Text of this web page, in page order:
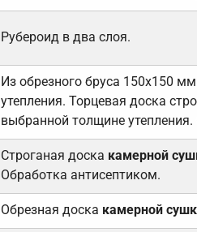
Рубероид в два слоя.
Из обрезного бруса 150х150
утепления. Торцевая доска
выбранной толщине
Строганая доска камерной
Обработка антисептиком.
Обрезная доска камерной